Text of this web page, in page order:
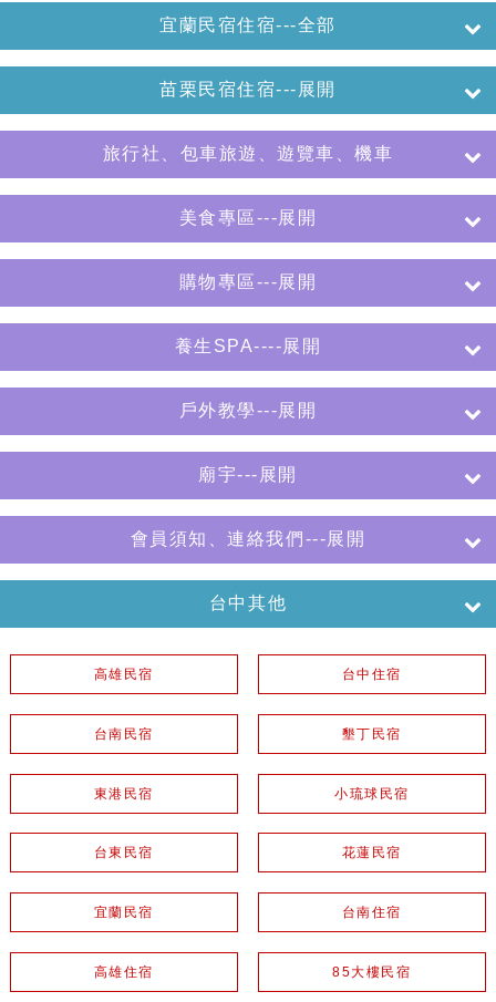
宜蘭民宿住宿---全部
苗栗民宿住宿---展開
旅行社、包車旅遊、遊覽車、機車
美食專區---展開
購物專區---展開
養生SPA----展開
戶外教學---展開
廟宇---展開
會員須知、連絡我們---展開
台中其他
高雄民宿 台中住宿
台南民宿 墾丁民宿
東港民宿 小琉球民宿
台東民宿 花蓮民宿
宜蘭民宿 台南住宿
高雄住宿 85大樓民宿